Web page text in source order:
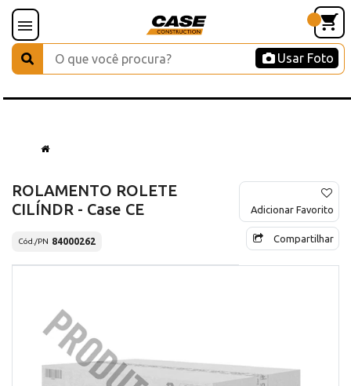
Usar Foto
ROLAMENTO ROLETE
CILÍNDR - Case CE
Cód./PN 84000262
Adicionar Favorito
Compartilhar